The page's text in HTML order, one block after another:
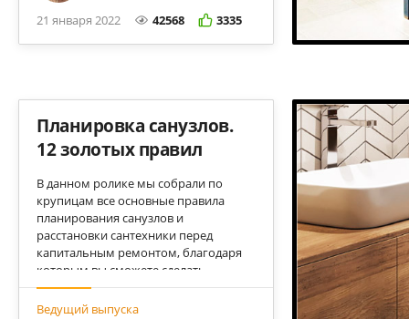
21 января 2022
42568 3335
Ведущий выпуска
Планировка санузлов.
12 золотых правил
В данном ролике мы собрали по
крупицам все основные правила
планирования санузлов и
расстановки сантехники перед
капитальным ремонтом, благодаря
которым вы сможете сделать
удобную и функциональную ванную
без опыта и навыков.